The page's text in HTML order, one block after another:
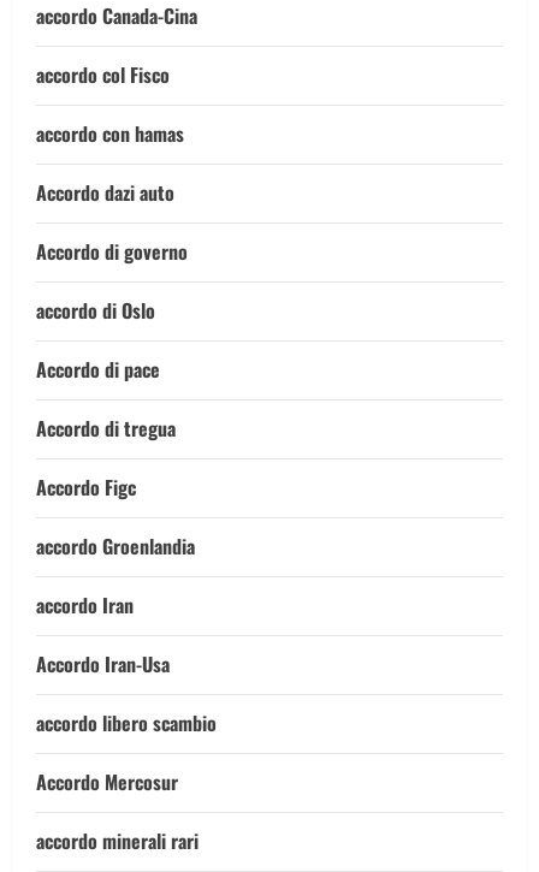
accordo Canada-Cina
accordo col Fisco
accordo con hamas
Accordo dazi auto
Accordo di governo
accordo di Oslo
Accordo di pace
Accordo di tregua
Accordo Figc
accordo Groenlandia
accordo Iran
Accordo Iran-Usa
accordo libero scambio
Accordo Mercosur
accordo minerali rari